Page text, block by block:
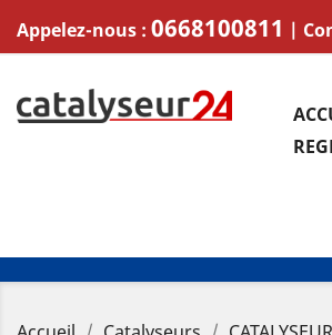
Appelez-nous : 0668100811 |